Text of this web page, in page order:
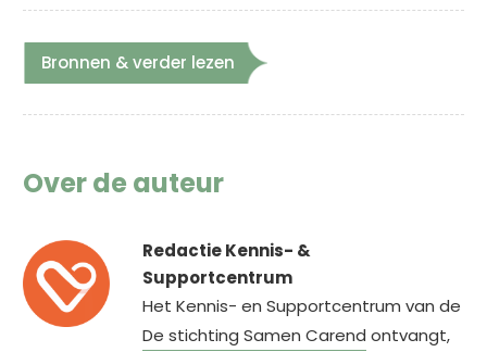
Bronnen & verder lezen
Over de auteur
Redactie Kennis- &
Supportcentrum
Het Kennis- en Supportcentrum van de
De stichting Samen Carend ontvangt,